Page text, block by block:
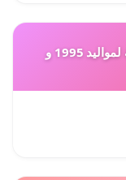
استصدار إعفاء من إلتزامات الخدمة الوطنية لمواليد 1995 و